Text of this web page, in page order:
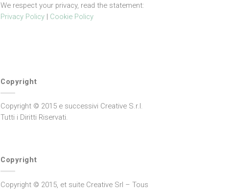
We respect your privacy, read the statement:
Privacy Policy| Cookie Policy
Copyright
Copyright © 2015 e successivi Creative S.r.l.
Tutti i Diritti Riservati.
Copyright
Copyright © 2015, et suite Creative Srl – Tous